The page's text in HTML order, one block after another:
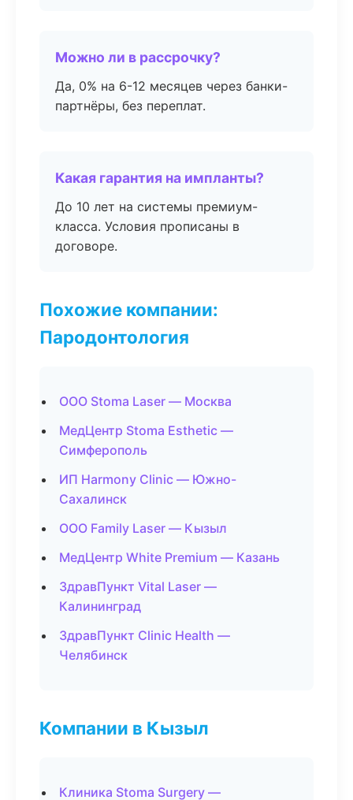
Можно ли в рассрочку?
Да, 0% на 6-12 месяцев через банки-
партнёры, без переплат.
Какая гарантия на импланты?
До 10 лет на системы премиум-
класса. Условия прописаны в
договоре.
Похожие компании:
Пародонтология
ООО Stoma Laser — Москва
МедЦентр Stoma Esthetic —
Симферополь
ИП Harmony Clinic — Южно-
Сахалинск
ООО Family Laser — Кызыл
МедЦентр White Premium — Казань
ЗдравПункт Vital Laser —
Калининград
ЗдравПункт Clinic Health —
Челябинск
Компании в Кызыл
Клиника Stoma Surgery —